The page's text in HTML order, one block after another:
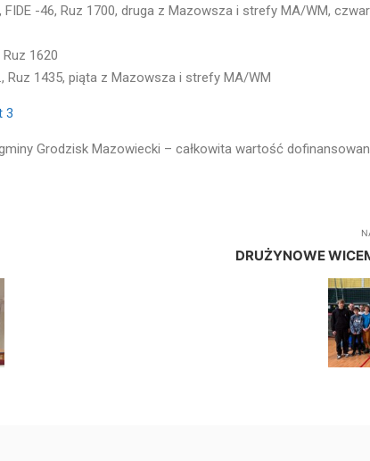
FIDE -46, Ruz 1700, druga z Mazowsza i strefy MA/WM,
1620
Ruz 1435, piąta z Mazowsza i strefy MA/WM
3
Grodzisk Mazowiecki – całkowita wartość
DRUŻYNOWE